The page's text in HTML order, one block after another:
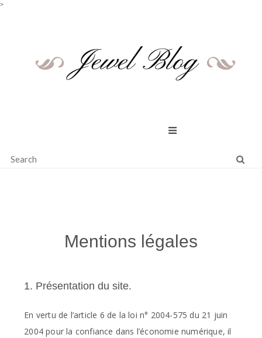
>
Mentions légales
1. Présentation du site.
En vertu de l’article 6 de la loi n° 2004-575 du 21 juin
2004 pour la confiance dans l’économie numérique, il